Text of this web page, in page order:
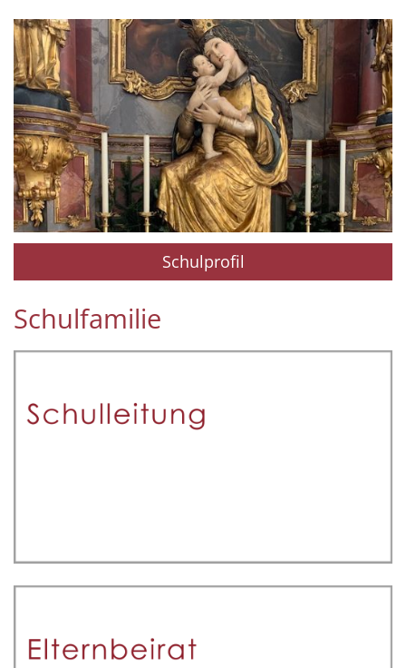
Schulprofil
Schulfamilie